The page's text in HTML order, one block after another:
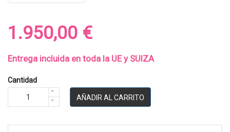
1.950,00 €
Entrega incluida en toda la UE y SUIZA
Cantidad
AÑADIR AL CARRITO